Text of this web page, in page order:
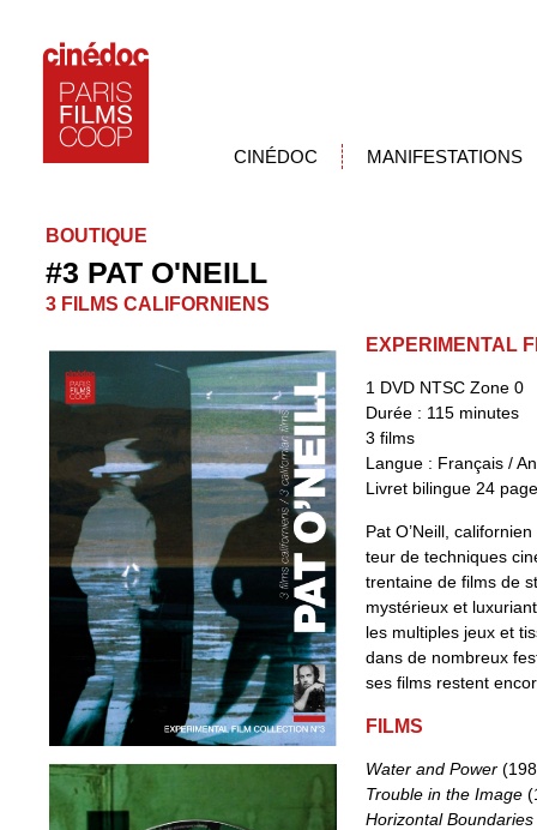
CINÉDOC MANIFESTATIONS
BOUTIQUE
#3 PAT O'NEILL
3 FILMS CALIFORNIENS
EXPERIMENTAL
1 DVD NTSC Zone 0
Durée : 115 minutes
3 films
Langue : Français /
Livret bilingue 24
Pat O’Neill,
teur de techniques
trentaine de films de
mystérieux et
les multiples jeux et
dans de nombreux
ses films restent
FILMS
Water and Power
Trouble in the Image
Horizontal Boundaries